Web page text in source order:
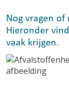
Nog vragen
Hieronder
vaak krijgen.